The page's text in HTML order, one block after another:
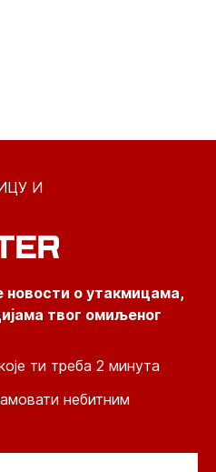
И
новости о утакмицама,
твог омиљеног
ти треба 2 минута
небитним